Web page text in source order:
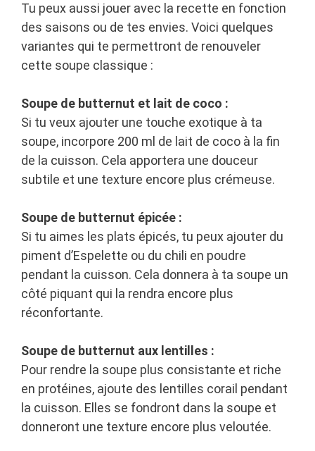
Tu peux aussi jouer avec la recette en fonction
des saisons ou de tes envies. Voici quelques
variantes qui te permettront de renouveler
cette soupe classique :
Soupe de butternut et lait de coco :
Si tu veux ajouter une touche exotique à ta
soupe, incorpore 200 ml de lait de coco à la fin
de la cuisson. Cela apportera une douceur
subtile et une texture encore plus crémeuse.
Soupe de butternut épicée :
Si tu aimes les plats épicés, tu peux ajouter du
piment d’Espelette ou du chili en poudre
pendant la cuisson. Cela donnera à ta soupe un
côté piquant qui la rendra encore plus
réconfortante.
Soupe de butternut aux lentilles :
Pour rendre la soupe plus consistante et riche
en protéines, ajoute des lentilles corail pendant
la cuisson. Elles se fondront dans la soupe et
donneront une texture encore plus veloutée.